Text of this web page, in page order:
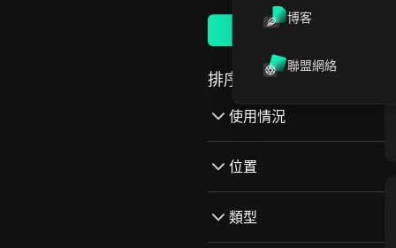
博客
聯盟網絡
全部代理
排序方式:
使用情況
Kickass Torrent
亞馬遜
Craigslist
位置
阿根廷
澳洲
類型